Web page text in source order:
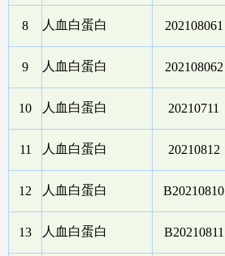
8 人血白蛋白 202108061
9 人血白蛋白 202108062
10 人血白蛋白 20210711
11 人血白蛋白 20210812
12 人血白蛋白 B20210810
13 人血白蛋白 B20210811